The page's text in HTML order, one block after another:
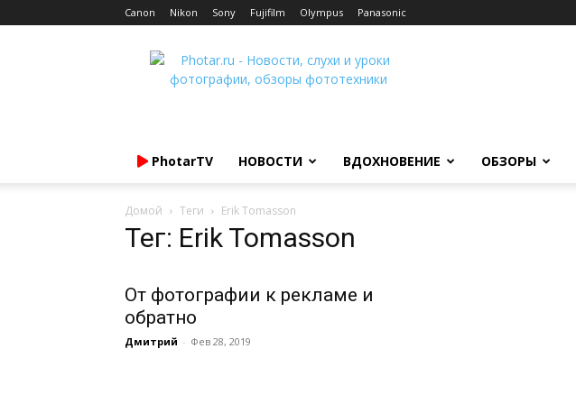
Canon Nikon Sony Fujifilm Olympus Panasonic
Photar.ru
PhotarTV НОВОСТИ ВДОХНОВЕНИЕ ОБЗОРЫ
Домой Теги Erik Tomasson
Тег: Erik Tomasson
От фотографии к рекламе и
обратно
Дмитрий - Фев 28, 2019